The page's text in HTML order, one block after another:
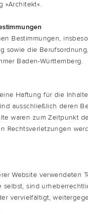
»Archi­tekt«
Bestim­mun­gen,
sowie die Berufs­ord­nung
Baden-Würt­tem­berg
Haf­tung für die
aus­schließ­lich deren
waren zum Zeit­punkt
Rechts­ver­let­zun­gen
Web­site ver­wen­de­ten
selbst, sind
ver­viel­fäl­tigt,